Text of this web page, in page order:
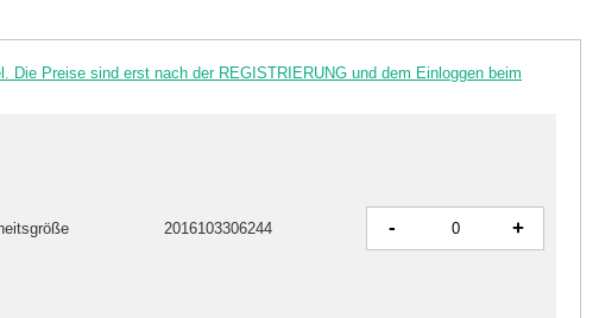
Die Preise sind erst nach der REGISTRIERUNG und dem Einloggen beim
2016103306244 - +